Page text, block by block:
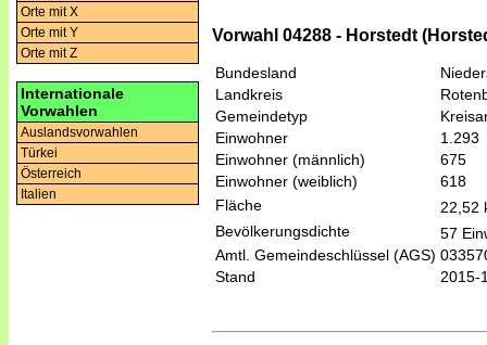
Orte mit X
Orte mit Y
Orte mit Z
Internationale
Vorwahlen
Auslandsvorwahlen
Türkei
Österreich
Italien
Vorwahl 04288 - Horstedt
Bundesland
Landkreis
Gemeindetyp
Einwohner
1.293
Einwohner (männlich)
675
Einwohner (weiblich)
618
Fläche
22,52
Bevölkerungsdichte
57
Amtl. Gemeindeschlüssel (AGS)
Stand
2015-